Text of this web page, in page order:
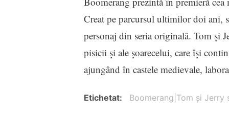
Creat pe parcursul ultimilor doi ani,
personaj din seria originală. Tom și
pisicii și ale șoarecelui, care își
ajungând în castele medievale,
Etichetat Boomerang|Tom și Jerry